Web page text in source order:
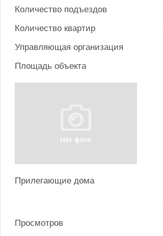
Количество подъездов
Количество квартир
Управляющая организация
Площадь объекта
Прилегающие дома
Просмотров